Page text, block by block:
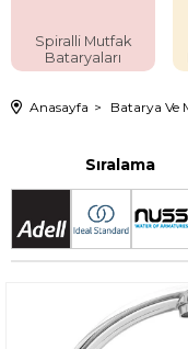
Spiralli Mutfak
Bataryaları
Anasayfa Batarya Ve
Sıralama